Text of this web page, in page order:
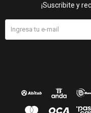
¡Suscribite y